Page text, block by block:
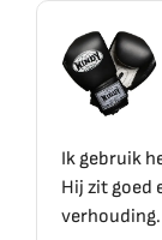
en het bevalt
aan. Top prijs